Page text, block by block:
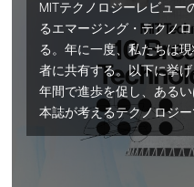
MITテクノロジーレビュー
るエマージング・テクノ
る。年に一度、私たちは
者に共有する。以下に挙
年間で進歩を促し、ある
本誌が考えるテクノロジー